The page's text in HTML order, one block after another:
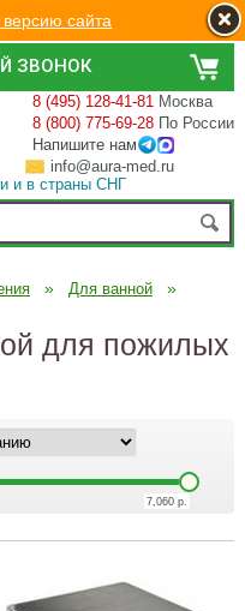
ЗВОНОК
8 (495) 128-41-81 Москва
8 (800) 775-69-28 По России
Напишите нам
info@aura-med.ru
и в страны СНГ
» Для ванной »
для пожилых
7,060 р.
сайта